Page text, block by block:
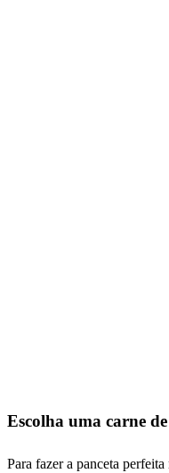
Escolha uma carne
Para fazer a panceta